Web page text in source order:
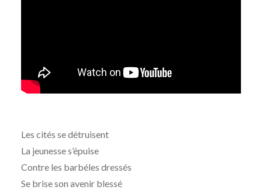
Les cités se détruisent
La jeunesse s’épuise
Contre les barbéles dressés
Se brise son avenir blessé